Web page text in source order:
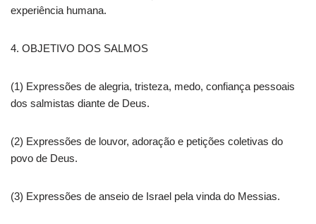
experiência humana.
4. OBJETIVO DOS SALMOS
(1) Expressões de alegria, tristeza, medo, confiança pessoais
dos salmistas diante de Deus.
(2) Expressões de louvor, adoração e petições coletivas do
povo de Deus.
(3) Expressões de anseio de Israel pela vinda do Messias.